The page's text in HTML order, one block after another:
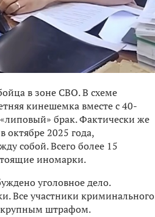
в зоне СВО. В схеме
кинешемка вместе с 40-
брак. Фактически же
октябре 2025 года,
собой. Всего более 15
иномарки.
уголовное дело.
Все участники криминального
крупным штрафом.